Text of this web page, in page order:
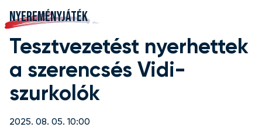
NYEREMÉNYJÁTÉK
Tesztvezetést nyerhettek
a szerencsés Vidi-
szurkolók
2025. 08. 05. 10:00